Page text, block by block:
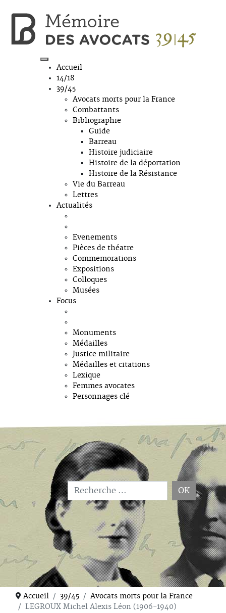
Accueil
14/18
39/45
Avocats morts pour la France
Combattants
Bibliographie
Guide
Barreau
Histoire judiciaire
Histoire de la déportation
Histoire de la Résistance
Vie du Barreau
Lettres
Actualités
Evenements
Pièces de théatre
Commemorations
Expositions
Colloques
Musées
Focus
Monuments
Médailles
Justice militaire
Médailles et citations
Lexique
Femmes avocates
Personnages clé
Type 2 or more characters for results.
OK
Accueil 39/45
Avocats morts pour la France
LEGROUX Michel Alexis Léon (1906-1940)